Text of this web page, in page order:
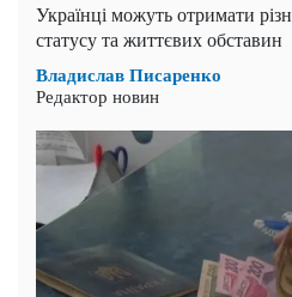
Українці можуть отримати
статусу та життєвих обставин
Владислав Писаренко
Редактор новин